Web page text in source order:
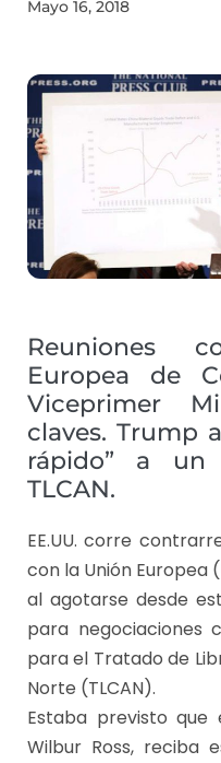
Mayo 16, 2018
Reuniones
Europea de
Viceprimer
claves. Trump
rápido” a un
TLCAN.
EE.UU. corre
con la Unión Europea
al agotarse desde
para negociaciones
para el Tratado de
Norte (TLCAN).
Estaba previsto que
Wilbur Ross, reciba